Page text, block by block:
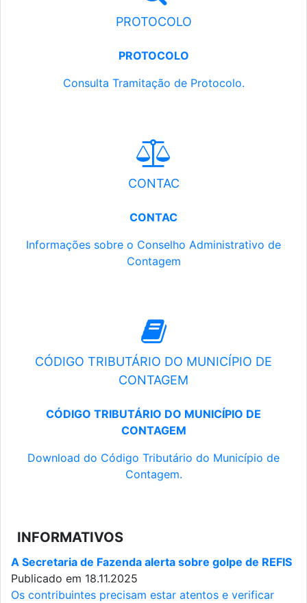
PROTOCOLO
PROTOCOLO
Consulta Tramitação de Protocolo.
CONTAC
CONTAC
Informações sobre o Conselho Administrativo de
Contagem
CÓDIGO TRIBUTÁRIO DO MUNICÍPIO DE
CONTAGEM
CÓDIGO TRIBUTÁRIO DO MUNICÍPIO DE
CONTAGEM
Download do Código Tributário do Município de
Contagem.
INFORMATIVOS
A Secretaria de Fazenda alerta sobre golpe de REFIS
Publicado em 18.11.2025
Os contribuintes precisam estar atentos e verificar